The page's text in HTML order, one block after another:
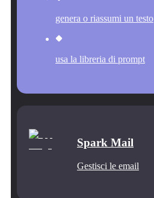
genera o riassumi un testo
usa la libreria di prompt
Spark Mail
Gestisci le email